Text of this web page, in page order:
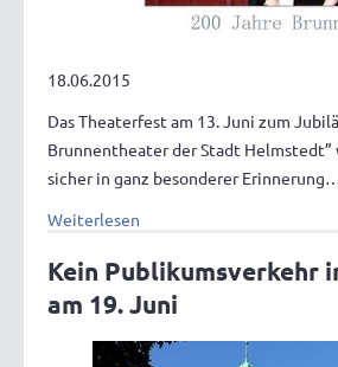
18.06.2015
Das Theaterfest am 13. Juni zum
Brunnentheater der Stadt Helmstedt”
sicher in ganz besonderer
Weiterlesen
Kein Publikumsverkehr
am 19. Juni